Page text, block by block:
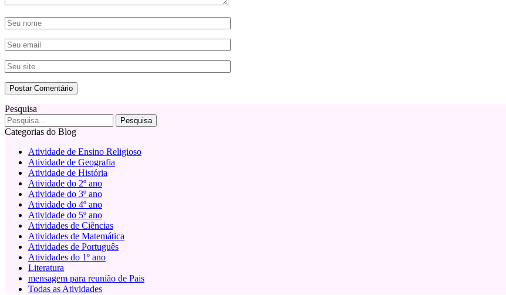
Pesquisa
Categorias do Blog
Atividade de Ensino Religioso
Atividade de Geografia
Atividade de História
Atividade do 2º ano
Atividade do 3º ano
Atividade do 4º ano
Atividade do 5º ano
Atividades de Ciências
Atividades de Matemática
Atividades de Português
Atividades do 1º ano
Literatura
mensagem para reunião de Pais
Todas as Atividades